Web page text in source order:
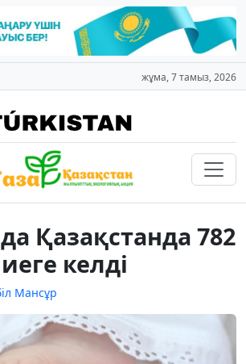
жұма, 7 тамыз, 2026
Қазақстанда 782
келді
Мансұр